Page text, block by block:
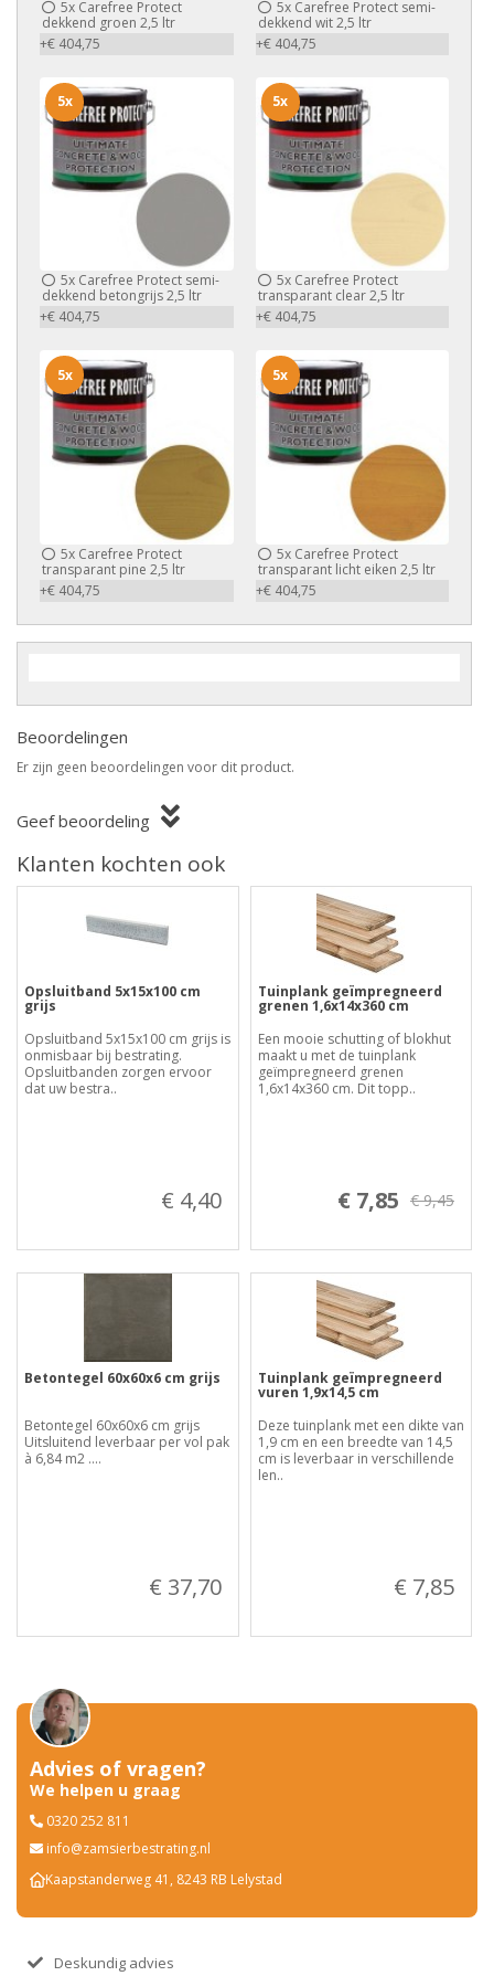
5x Carefree Protect
dekkend groen 2,5 ltr
+€ 404,75
5xCarefree Protect semi-
dekkend wit 2,5 ltr
+€ 404,75
5x Carefree Protect semi-
dekkend betongrijs 2,5 ltr
+€ 404,75
5x
5xCarefree Protect
transparant clear 2,5 ltr
+€ 404,75
5x
5x Carefree Protect
transparant pine 2,5 ltr
+€ 404,75
5x
5xCarefree Protect
transparant licht eiken 2,5 ltr
+€ 404,75
5x
Beoordelingen
Er zijn geen beoordelingen voor dit product.
Geef beoordeling
Klanten kochten ook
Opsluitband 5x15x100 cm
grijs
Opsluitband 5x15x100 cm grijs is
onmisbaar bij bestrating.
Opsluitbanden zorgen ervoor
dat uw bestra..
€ 4,40
Tuinplank geïmpregneerd
grenen 1,6x14x360 cm
Een mooie schutting of blokhut
maakt u met de tuinplank
geïmpregneerd grenen
1,6x14x360 cm. Dit topp..
€ 7,85 € 9,45
Betontegel 60x60x6 cm grijs
Betontegel 60x60x6 cm grijs
Uitsluitend leverbaar per vol pak
à 6,84 m2 ....
€ 37,70
Tuinplank geïmpregneerd
vuren 1,9x14,5 cm
Deze tuinplank met een dikte van
1,9 cm en een breedte van 14,5
cm is leverbaar in verschillende
len..
€ 7,85
Advies of vragen?
We helpen u graag
0320 252 811
info@zamsierbestrating.nl
Kaapstanderweg 41, 8243 RB Lelystad
Deskundig advies